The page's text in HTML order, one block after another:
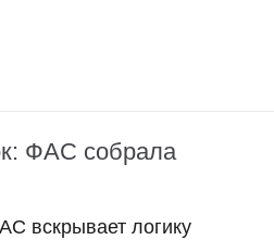
ФАС собрала
вскрывает логику